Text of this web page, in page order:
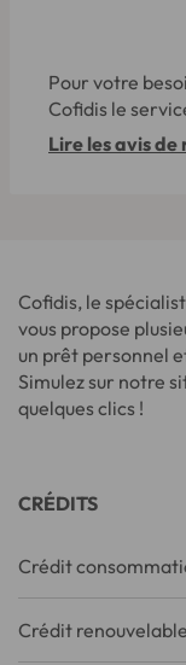
Pour votre
Cofidis le
Lire les avis de
Cofidis, le
vous propose
un prêt personnel
Simulez sur notre
quelques clics !
CRÉDITS
Crédit
Crédit renouvelable